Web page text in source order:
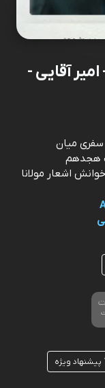
آقایی -
سفری میان
هجدهم
اشعار مولانا
پیشنهاد ویژه